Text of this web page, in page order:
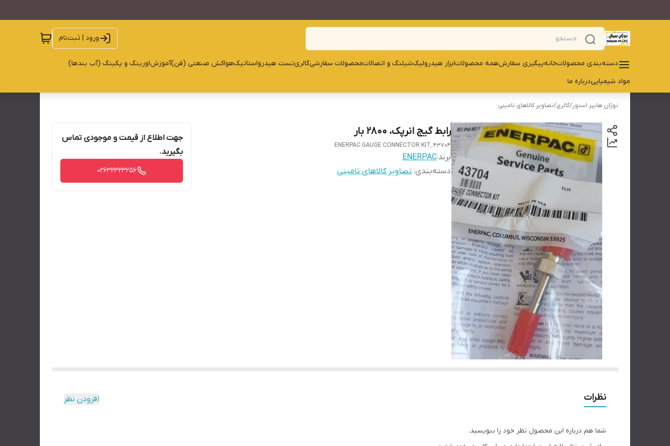
ورود | ثبت‌نام
دسته‌بندی محصولاتخانهپیگیری سفارشهمه محصولاتابزار هیدرولیکشیلنگ و اتصالاتمحصولات سفارشیگالریتست هیدرواستاتیکهواکش صنعتی (فن)آموزشاورینگ و پکینگ (آب بندها)
مواد شیمیاییدرباره ما
نوژان هایپر استور/گالری/تصاویر کالاهای تامینی
رابط گیج انرپک، 2800 بار
ENERPAC GAUGE CONNECTOR KIT, 43704
برند:ENERPAC
دسته‌بندی: تصاویر کالاهای تامینی
جهت اطلاع از قیمت و موجودی تماس
بگیرید.
02632323256
نظرات افزودن نظر
شما هم درباره این محصول نظر خود را بنویسید.